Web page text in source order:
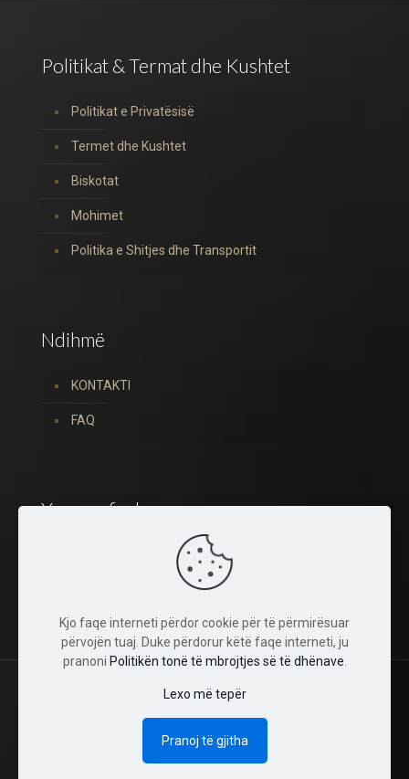
Politikat & Termat dhe Kushtet
Politikat e Privatësisë
Termet dhe Kushtet
Biskotat
Mohimet
Politika e Shitjes dhe Transportit
Ndihmë
KONTAKTI
FAQ
You can find us on:
© 2022 Tina Crystals. Të gjitha të drejtat janë të
rezervuara.
Kjo faqe interneti përdor cookie për të përmirësuar
përvojën tuaj. Duke përdorur këtë faqe interneti, ju
pranoni Politikën tonë të mbrojtjes së të dhënave
Lexo më tepër
Pranoj të gjitha